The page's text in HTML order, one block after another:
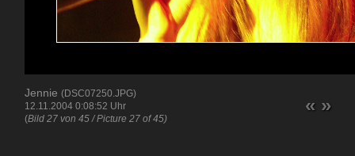
Jennie (DSC07250.JPG)
12.11.2004 0:08:52 Uhr
(Bild 27 von 45 / Picture 27 of 45)
« »